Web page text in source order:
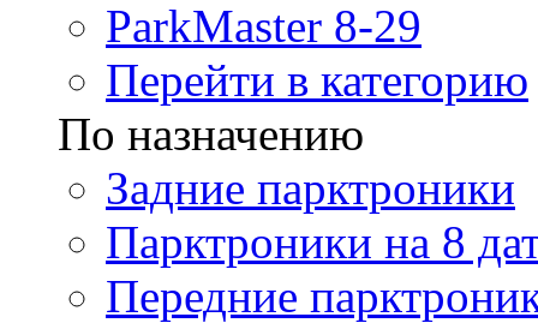
ParkMaster 8-29
Перейти в категорию
По назначению
Задние парктроники
Парктроники на 8
Передние